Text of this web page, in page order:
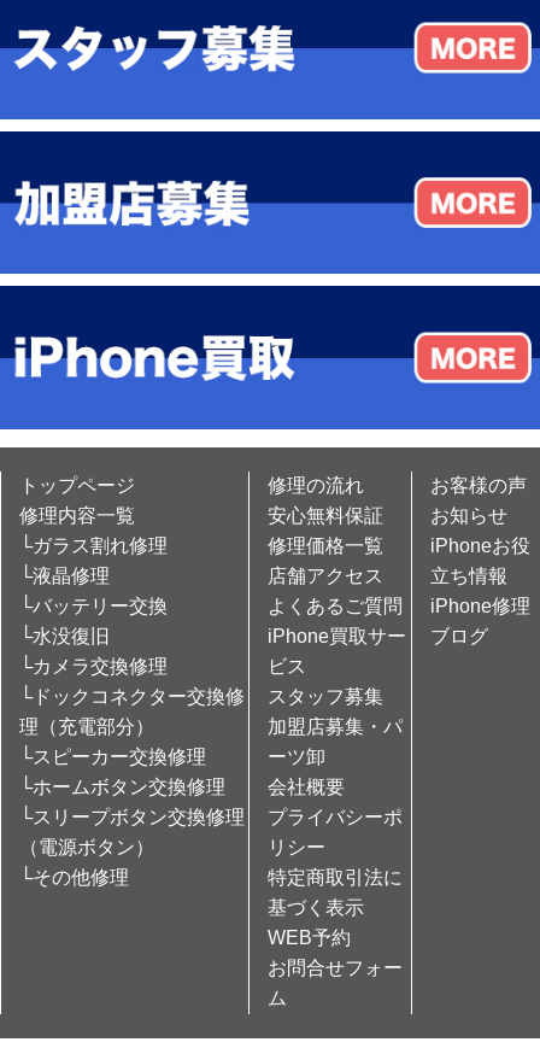
トップページ
修理内容一覧
└ガラス割れ修理
└液晶修理
└バッテリー交換
└水没復旧
└カメラ交換修理
└ドックコネクター交換修
理（充電部分）
└スピーカー交換修理
└ホームボタン交換修理
└スリープボタン交換修理
（電源ボタン）
└その他修理
修理の流れ
安心無料保証
修理価格一覧
店舗アクセス
よくあるご質問
iPhone買取サー
ビス
スタッフ募集
加盟店募集・パ
ーツ卸
会社概要
プライバシーポ
リシー
特定商取引法に
基づく表示
WEB予約
お問合せフォー
ム
お客様の声
お知らせ
iPhoneお役
立ち情報
iPhone修理
ブログ